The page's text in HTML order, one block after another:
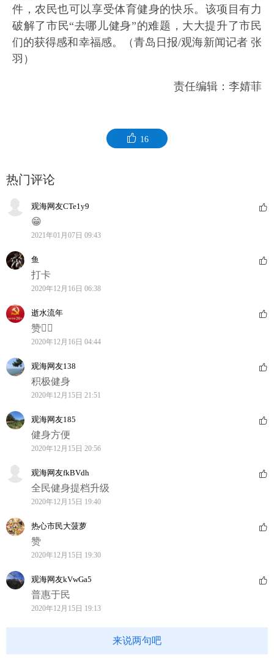
件，农民也可以享受体育健身的快乐。该项目有力
破解了市民“去哪儿健身”的难题，大大提升了市民
们的获得感和幸福感。（青岛日报/观海新闻记者 张
羽）
责任编辑：李婧菲
16
热门评论
观海网友CTe1y9
😁
2021年01月07日 09:43
鱼
打卡
2020年12月16日 06:38
逝水流年
赞👍🏻
2020年12月16日 04:44
观海网友138
积极健身
2020年12月15日 21:51
观海网友185
健身方便
2020年12月15日 20:56
观海网友fkBVdh
全民健身提档升级
2020年12月15日 19:40
热心市民大菠萝
赞
2020年12月15日 19:30
观海网友kVwGa5
普惠于民
2020年12月15日 19:13
来说两句吧